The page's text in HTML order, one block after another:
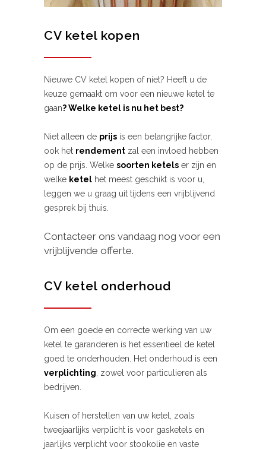
CV ketel kopen
Nieuwe CV ketel kopen of niet? Heeft u de
keuze gemaakt om voor een nieuwe ketel te
gaan? Welke ketel is nu het best?
Niet alleen de prijs is een belangrijke factor,
ook het rendement zal een invloed hebben
op de prijs. Welke soorten ketels er zijn en
welke ketel het meest geschikt is voor u,
leggen we u graag uit tijdens een vrijblijvend
gesprek bij thuis.
Contacteer ons vandaag nog voor een
vrijblijvende offerte.
CV ketel onderhoud
Om een goede en correcte werking van uw
ketel te garanderen is het essentieel de ketel
goed te onderhouden. Het onderhoud is een
verplichting , zowel voor particulieren als
bedrijven.
Kuisen of herstellen van uw ketel, zoals
tweejaarlijks verplicht is voor gasketels en
jaarlijks verplicht voor stookolie en vaste